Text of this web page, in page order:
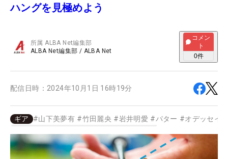
ハングを見極めよう
所属ALBA Net編集部
ALBA Net編集部 / ALBA Net
コメン
ト
0件
配信日時： 2024年10月1日 16時19分
ギア #山下美夢有 #竹田麗央 #岩井明愛 #パター #オデッセイ